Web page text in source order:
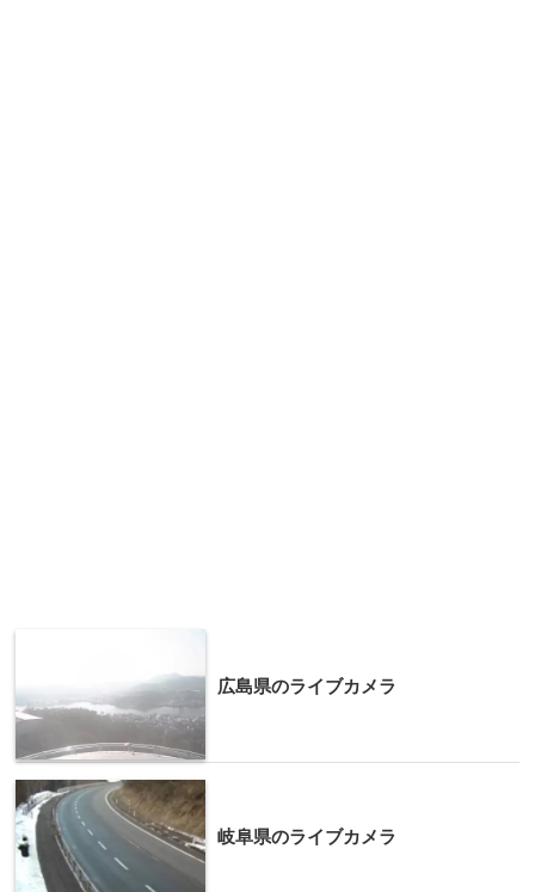
広島県のライブカメラ
岐阜県のライブカメラ